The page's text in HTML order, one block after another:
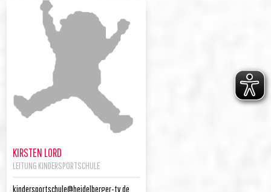
KIRSTEN LORD
LEITUNG KINDERSPORTSCHULE
kindersportschule@heidelberger-tv.de